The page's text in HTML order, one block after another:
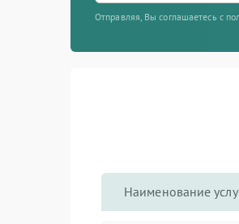
Отправляя, Вы соглашаетесь с
Наименование